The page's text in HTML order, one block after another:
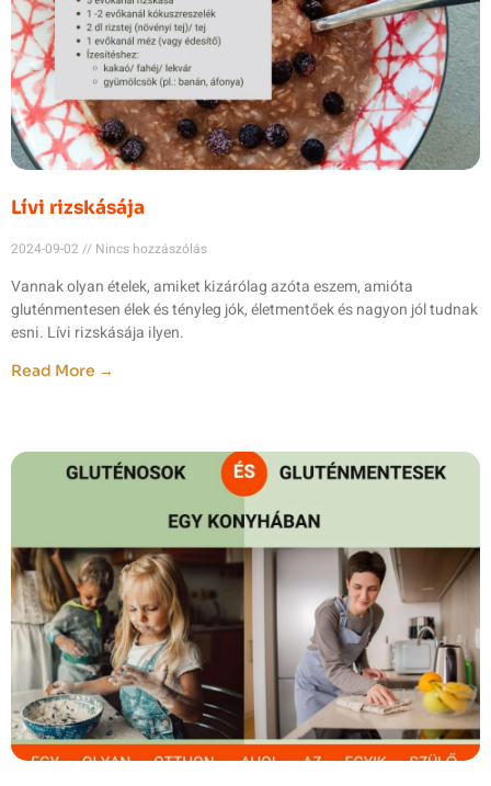
Lívi rizskásája
2024-09-02 Nincs hozzászólás
Vannak olyan ételek, amiket kizárólag azóta eszem, amióta
gluténmentesen élek és tényleg jók, életmentőek és nagyon jól tudnak
esni. Lívi rizskásája ilyen.
Read More →